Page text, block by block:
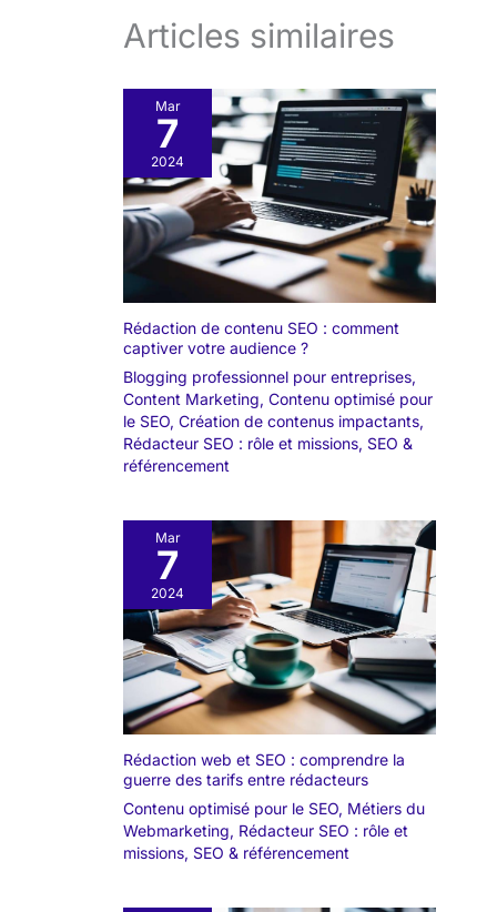
Articles similaires
Mar
7
2024
Rédaction de contenu SEO : comment
captiver votre audience ?
Blogging professionnel pour entreprises,
Content Marketing, Contenu optimisé pour
le SEO, Création de contenus impactants,
Rédacteur SEO : rôle et missions, SEO &
référencement
Mar
7
2024
Rédaction web et SEO : comprendre la
guerre des tarifs entre rédacteurs
Contenu optimisé pour le SEO, Métiers du
Webmarketing, Rédacteur SEO : rôle et
missions, SEO & référencement